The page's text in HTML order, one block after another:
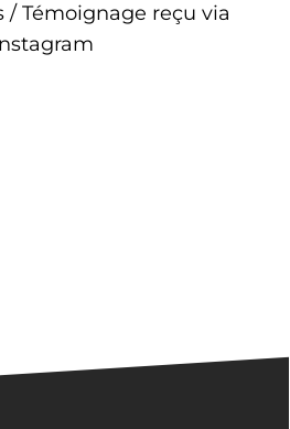
/ Témoignage reçu via